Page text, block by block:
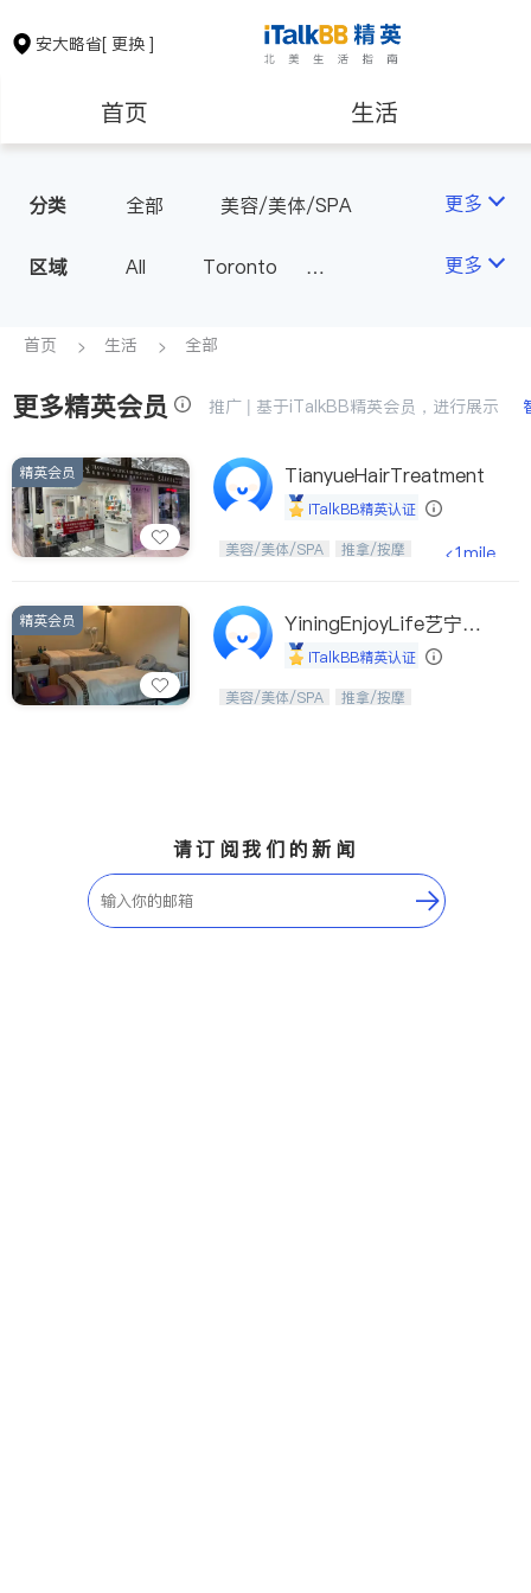
安大略省[ 更换 ]
首页 生活
保险理财
银行贷款
建筑装修
分类 全部 美容/美体/SPA 更多
区域 All
Toronto
Scarborough
North York
Thornhill
Brampton
Kitchener
Newmarket
Etobicoke
Stouffville
Maple
Waterloo
Guelph
Burlington
Ajax
Port Perry
King
ON - Other Cities
更多
首页 生活 全部
更多精英会员 推广 | 基于iTalkBB精英会员，进行展示
精英会员 TianyueHairTreatment
iTalkBB精英认证
美，从头开始；松弛，从艺美开始。
美容/美体/SPA 推拿/按摩 <1mile
精英会员
YiningEnjoyLife艺宁生
活馆iTalkBB精英认证
从头开始，焕醒生活之美。
美容/美体/SPA 推拿/按摩
请订阅我们的新闻